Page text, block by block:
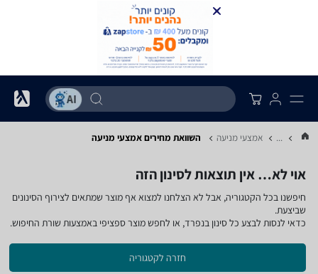
... אמצעי מניעה השוואת מחירים אמצעי מניעה
אוי לא… אין תוצאות לסינון הזה
חיפשנו בכל הקטגוריה, אבל לא הצלחנו למצוא אף מוצר שמתאים לצירוף הסינונים
שביצעת.
כדאי לנסות לבצע כל סינון בנפרד, או לחפש מוצר ספציפי באמצעות שורת החיפוש.
חזרה לקטגוריה